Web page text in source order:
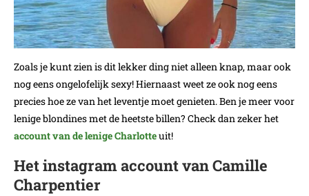
Zoals je kunt zien is dit lekker ding niet alleen knap, maar ook
nog eens ongelofelijk sexy! Hiernaast weet ze ook nog eens
precies hoe ze van het leventje moet genieten. Ben je meer voor
lenige blondines met de heetste billen? Check dan zeker het
account van de lenige Charlotteuit!
Het instagram account van Camille
Charpentier